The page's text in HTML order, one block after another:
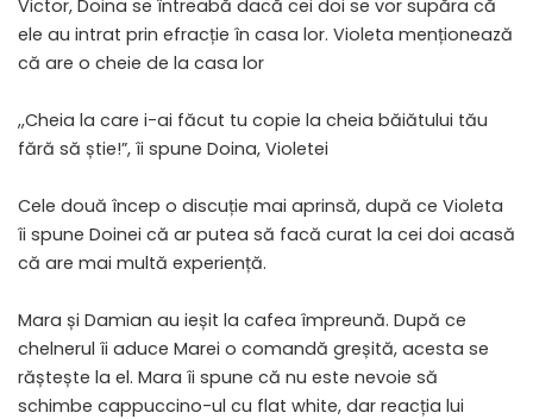
Victor, Doina se întreabă dacă cei doi se vor supăra că
ele au intrat prin efracție în casa lor. Violeta menționează
că are o cheie de la casa lor
,,Cheia la care i-ai făcut tu copie la cheia băiătului tău
fără să știe!”, îi spune Doina, Violetei
Cele două încep o discuție mai aprinsă, după ce Violeta
îi spune Doinei că ar putea să facă curat la cei doi acasă
că are mai multă experiență.
Mara și Damian au ieșit la cafea împreună. După ce
chelnerul îi aduce Marei o comandă greșită, acesta se
răștește la el. Mara îi spune că nu este nevoie să
schimbe cappuccino-ul cu flat white, dar reacția lui